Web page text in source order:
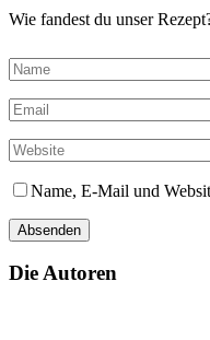
Wie fandest du unser
Name, E-Mail und
Die Autoren